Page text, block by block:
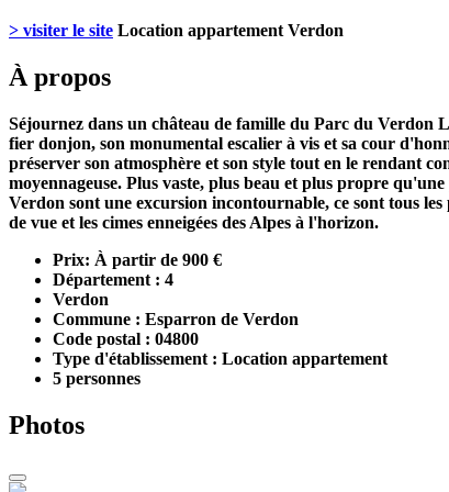
> visiter le site Location appartement Verdon
À propos
Séjournez dans un château de famille du Parc du Verdon
fier donjon, son monumental escalier à vis et sa cour
préserver son atmosphère et son style tout en le rendant
moyennageuse. Plus vaste, plus beau et plus propre
Verdon sont une excursion incontournable, ce sont tous
de vue et les cimes enneigées des Alpes à l'horizon.
Prix: À partir de 900 €
Département : 4
Verdon
Commune : Esparron de Verdon
Code postal : 04800
Type d'établissement : Location appartement
5 personnes
Photos